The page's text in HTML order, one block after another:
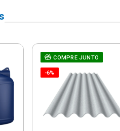
COMPRE JUNTO
-6%